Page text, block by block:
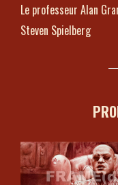
Le professeur Alan
Steven Spielberg